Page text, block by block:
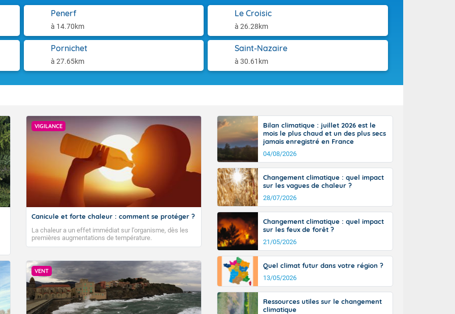
Accéder au site de Météo-France
Penerf
à 14.70km
Le Croisic
à 26.28km
Pornichet
à 27.65km
Saint-Nazaire
à 30.61km
VIGILANCE
Canicule et forte chaleur : comment se protéger ?
La chaleur a un effet immédiat sur l’organisme, dès les
premières augmentations de température.
VENT
Bilan climatique : juillet 2026 est le
mois le plus chaud et un des plus secs
jamais enregistré en France
04/08/2026
Changement climatique : quel impact
sur les vagues de chaleur ?
28/07/2026
Changement climatique : quel impact
sur les feux de forêt ?
21/05/2026
Quel climat futur dans votre région ?
13/05/2026
Ressources utiles sur le changement
climatique